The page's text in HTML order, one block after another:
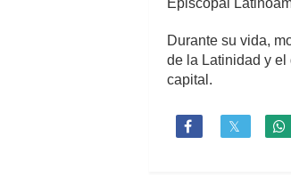
Episcopal
Durante su vida,
de la Latinidad y el
capital.
